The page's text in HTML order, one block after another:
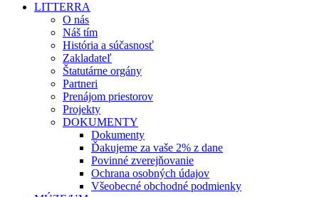
LITTERRA
O nás
Náš tím
História a súčasnosť
Zakladateľ
Štatutárne orgány
Partneri
Prenájom priestorov
Projekty
DOKUMENTY
Dokumenty
Ďakujeme za vaše 2% z dane
Povinné zverejňovanie
Ochrana osobných údajov
Všeobecné obchodné podmienky